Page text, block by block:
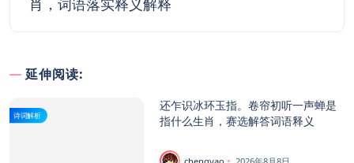
肖，词语落实释义解释
延伸阅读:
诗词解析
还乍识冰环玉指。卷帘初听一声蝉是
指什么生肖，赛选解答词语释义